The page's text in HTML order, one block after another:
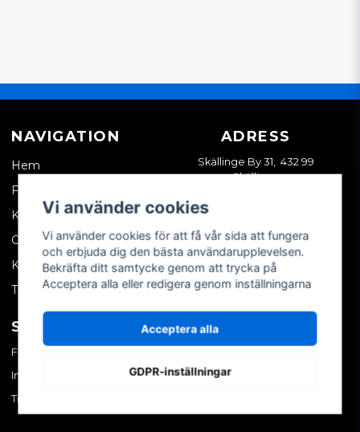
NAVIGATION
Hem
Företagskund
Kontakta oss
Om oss
Köpvillkor
Tips & trix
ADRESS
Skällinge By 31, 432 99
Skällinge
SOCIALA MEDIER
Facebook
Instagram
TikTok
MITT KONTO
Skapa konto
Vi använder cookies
Vi använder cookies för att få vår sida att fungera
och erbjuda dig den bästa användarupplevelsen.
Bekräfta ditt samtycke genom att trycka på
Acceptera alla eller redigera genom inställningarna
Acceptera alla
GDPR-inställningar